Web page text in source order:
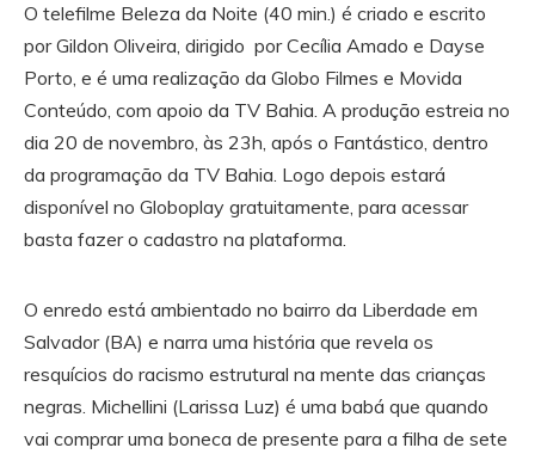
O telefilme Beleza da Noite (40 min.) é criado e escrito
por Gildon Oliveira, dirigido por Cecília Amado e Dayse
Porto, e é uma realização da Globo Filmes e Movida
Conteúdo, com apoio da TV Bahia. A produção estreia no
dia 20 de novembro, às 23h, após o Fantástico, dentro
da programação da TV Bahia. Logo depois estará
disponível no Globoplay gratuitamente, para acessar
basta fazer o cadastro na plataforma.
O enredo está ambientado no bairro da Liberdade em
Salvador (BA) e narra uma história que revela os
resquícios do racismo estrutural na mente das crianças
negras. Michellini (Larissa Luz) é uma babá que quando
vai comprar uma boneca de presente para a filha de sete